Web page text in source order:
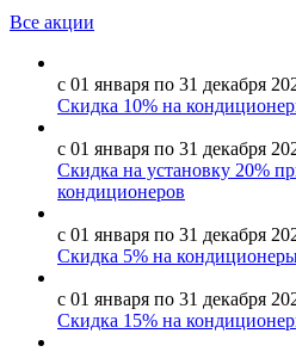
Все акции
с 01 января по 31 декабря
Скидка 10% на
с 01 января по 31 декабря
Скидка на установку 20%
кондиционеров
с 01 января по 31 декабря
Скидка 5% на
с 01 января по 31 декабря
Скидка 15% на